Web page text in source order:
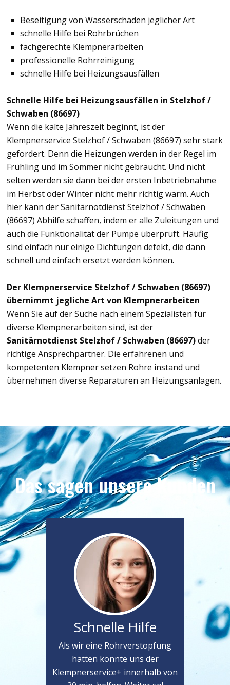
Beseitigung von Wasserschäden jeglicher Art
schnelle Hilfe bei Rohrbrüchen
fachgerechte Klempnerarbeiten
professionelle Rohrreinigung
schnelle Hilfe bei Heizungsausfällen
Schnelle Hilfe bei Heizungsausfällen in Stelzhof /
Schwaben (86697)
Wenn die kalte Jahreszeit beginnt, ist der
Klempnerservice Stelzhof / Schwaben (86697) sehr stark
gefordert. Denn die Heizungen werden in der Regel im
Frühling und im Sommer nicht gebraucht. Und nicht
selten werden sie dann bei der ersten Inbetriebnahme
im Herbst oder Winter nicht mehr richtig warm. Auch
hier kann der Sanitärnotdienst Stelzhof / Schwaben
(86697) Abhilfe schaffen, indem er alle Zuleitungen und
auch die Funktionalität der Pumpe überprüft. Häufig
sind einfach nur einige Dichtungen defekt, die dann
schnell und einfach ersetzt werden können.
Der Klempnerservice Stelzhof / Schwaben (86697)
übernimmt jegliche Art von Klempnerarbeiten
Wenn Sie auf der Suche nach einem Spezialisten für
diverse Klempnerarbeiten sind, ist der
Sanitärnotdienst Stelzhof / Schwaben (86697)der
richtige Ansprechpartner. Die erfahrenen und
kompetenten Klempner setzen Rohre instand und
übernehmen diverse Reparaturen an Heizungsanlagen.
Das sagen unsere Kunden
Schnelle Hilfe
Als wir eine Rohrverstopfung
hatten konnte uns der
Klempnerservice+ innerhalb von